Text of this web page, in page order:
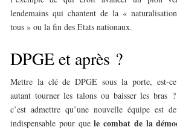
lendemains qui chantent de la «
tous » ou la fin des Etats nationaux.
DPGE et après ?
Mettre la clé de DPGE sous la porte, est-
autant tourner les talons ou baisser les bras
c’est admettre qu’une nouvelle équipe est
indispensable pour quele combat de la